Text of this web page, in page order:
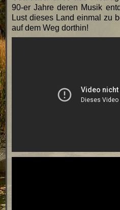
90-er Jahre deren Musik
Lust dieses Land einmal zu
auf dem Weg dorthin!